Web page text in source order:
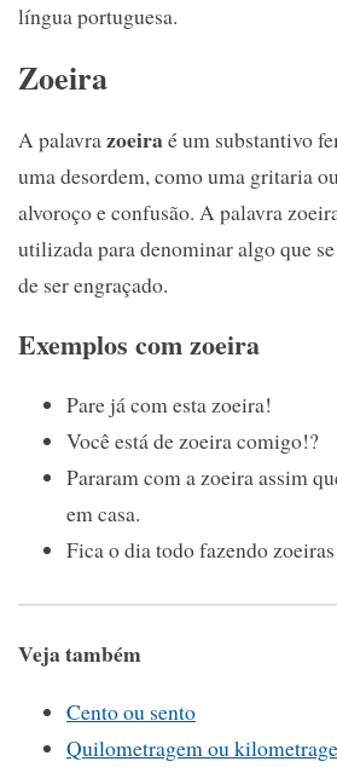
língua portuguesa.
Zoeira
A palavrazoeiraé um substantivo
uma desordem, como uma gritaria
alvoroço e confusão. A palavra
utilizada para denominar algo que
de ser engraçado.
Exemplos com zoeira
Pare já com esta zoeira!
Você está de zoeira comigo!?
Pararam com a zoeira assim
em casa.
Fica o dia todo fazendo
Veja também
Cento ou sento
Quilometragem ou